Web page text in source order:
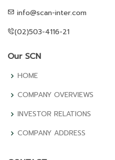
info@scan-inter.com
(02)503-4116-21
Our SCN
HOME
COMPANY OVERVIEWS
INVESTOR RELATIONS
COMPANY ADDRESS